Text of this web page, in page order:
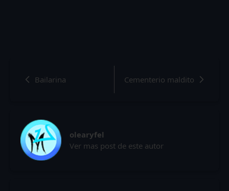
Bailarina Cementerio maldito
olearyfel
Ver mas post de este autor